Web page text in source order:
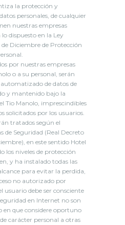
la protección y
personales, de cualquier
nuestras empresas
dispuesto en la Ley
de Diciembre de Protección
por nuestras empresas
o a su personal, serán
de datos de
y mantenido bajo la
Tio Manolo, imprescindibles
solicitados por los usuarios.
tratados según el
de Seguridad (Real Decreto
en este sentido Hotel
los niveles de protección
y ha instalado todas las
para evitar la perdida,
no autorizado por
usuario debe ser consciente
en Internet no son
en que considere oportuno
carácter personal a otras